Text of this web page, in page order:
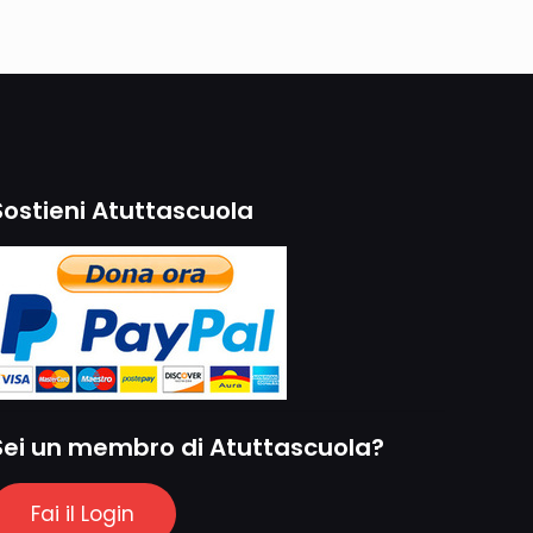
Atuttascuola
un membro di Atuttascuola?
Fai il Login